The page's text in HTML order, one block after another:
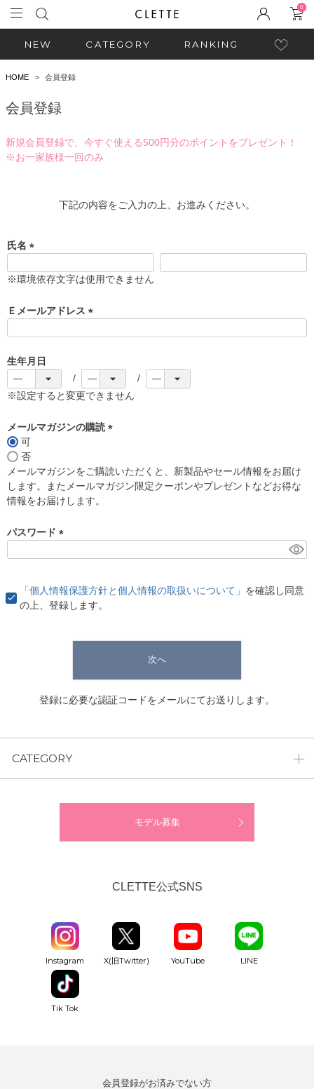
0
NEW CATEGORY RANKING
HOME 会員登録
会員登録
新規会員登録で、今すぐ使える500円分のポイントをプレゼント！
※お一家族様一回のみ
下記の内容をご入力の上、お進みください。
氏名
必
)
※環境依存文字は使用できません
Ｅメールアドレス
)
生年月日
※設定すると変更できません
メールマガジンの購読
須
)
可
否
メールマガジンをご購読いただくと、新製品やセール情報をお届け
します。またメールマガジン限定クーポンやプレゼントなどお得な
情報をお届けします。
パスワード
)
「個人情報保護方針と個人情報の取扱いについて」 を確認し同意
の上、登録します。
次へ
登録に必要な認証コードをメールにてお送りします。
CATEGORY
モデル募集
CLETTE公式SNS
Instagram X(旧Twitter) YouTube LINE
Tik Tok
会員登録がお済みでない方